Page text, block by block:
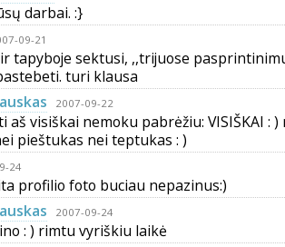
darbai. :}
09-21
tapyboje sektusi, ,,trijuose
turi klausa
2007-09-22
aš visiškai nemoku pabrėžiu: VISIŠKAI :
pieštukas nei teptukas : )
24
profilio foto buciau nepazinus:)
2007-09-24
: ) rimtu vyriškiu laikė